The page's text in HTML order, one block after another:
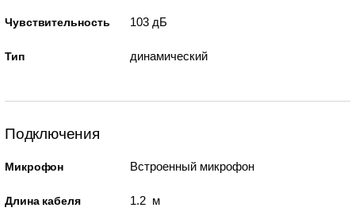
Чувствительность 103 дБ
Тип динамический
Подключения
Микрофон Встроенный микрофон
Длина кабеля 1.2 м